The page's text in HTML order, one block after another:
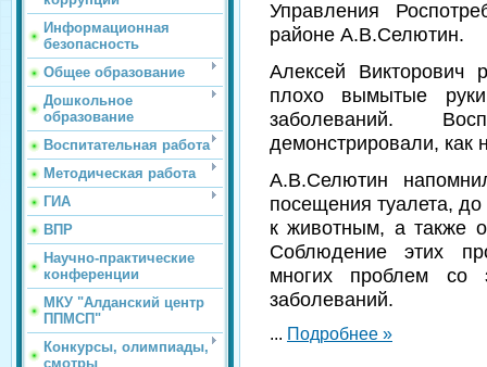
Информационная
безопасность
Общее образование
Дошкольное
образование
Воспитательная работа
Методическая работа
ГИА
ВПР
Научно-практические
конференции
МКУ "Алданский центр
ППМСП"
Конкурсы, олимпиады,
смотры
Управления
районе А.В.Селютин.
Алексей Викторович
плохо вымытые
заболеваний.
демонстрировали, как
А.В.Селютин
посещения туалета,
к животным, а также
Соблюдение этих
многих проблем со
заболеваний.
... Подробнее »